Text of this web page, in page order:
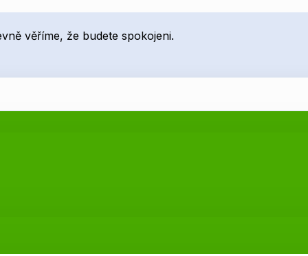
věříme, že budete spokojeni.